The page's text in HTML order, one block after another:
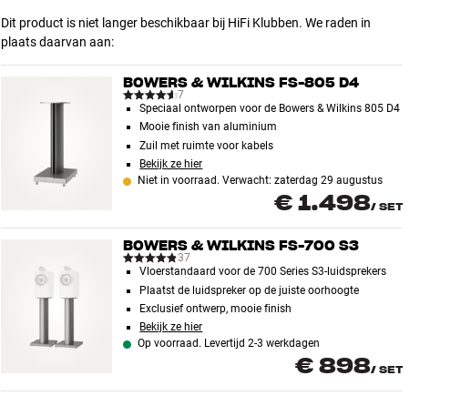
Dit product is niet langer beschikbaar bij HiFi Klubben. We raden in
plaats daarvan aan:
BOWERS & WILKINS FS-805 D4
7
Speciaal ontworpen voor de Bowers & Wilkins 805 D4
Mooie finish van aluminium
Zuil met ruimte voor kabels
Bekijk ze hier
Niet in voorraad. Verwacht: zaterdag 29 augustus
€ 1.498/ SET
BOWERS & WILKINS FS-700 S3
37
Vloerstandaard voor de 700 Series S3-luidsprekers
Plaatst de luidspreker op de juiste oorhoogte
Exclusief ontwerp, mooie finish
Bekijk ze hier
Op voorraad. Levertijd 2-3 werkdagen
€ 898/ SET